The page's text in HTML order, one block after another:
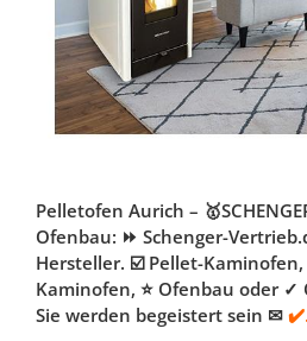
Pelletofen Aurich –
Ofenbau: ⏩ Schenger-
Hersteller. ☑️ Pellet-
Kaminofen, ⭐ Ofenbau oder
Sie werden begeistert sein ✉ ✔️.